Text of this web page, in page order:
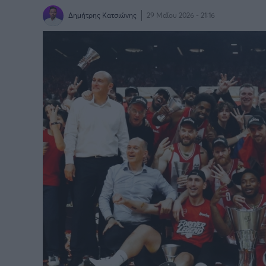
Δημήτρης Κατσιώνης 29 Μαΐου 2026 - 21:16